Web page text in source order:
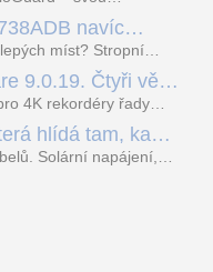
poháněný
(AI), je navržen
pro vymáhání
na silnicích a
městech.
navíc
PC. míst? Stropní
skládá obraz ze dvou
180° záběru bez
osob a vozidel,
9.0.19. Čtyři věci,
4K rekordéry řady
z nich vám ušetří
hlídá tam, kam
Solární napájení,